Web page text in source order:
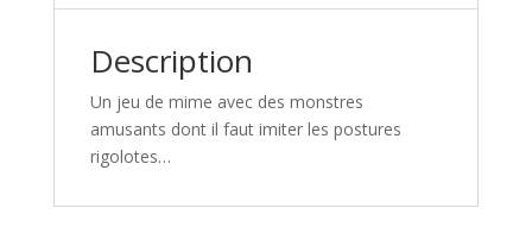
Description
Un jeu de mime avec des monstres
amusants dont il faut imiter les postures
rigolotes…